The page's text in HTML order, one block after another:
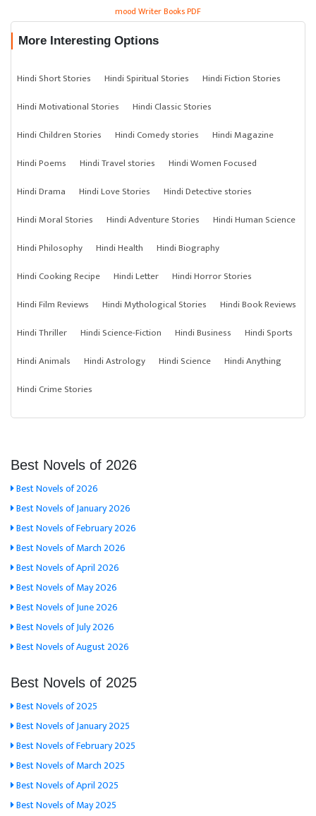
mood Writer Books PDF
More Interesting Options
Hindi Short Stories Hindi Spiritual Stories
Hindi Fiction Stories
Hindi Motivational Stories
Hindi Classic Stories
Hindi Children Stories
Hindi Comedy stories
Hindi Magazine
Hindi Poems
Hindi Travel stories
Hindi Women Focused
Hindi Drama
Hindi Love Stories
Hindi Detective stories
Hindi Moral Stories
Hindi Adventure Stories
Hindi Human Science
Hindi Philosophy
Hindi Health
Hindi Biography
Hindi Cooking Recipe
Hindi Letter
Hindi Horror Stories
Hindi Film Reviews
Hindi Mythological Stories
Hindi Book Reviews
Hindi Thriller
Hindi Science-Fiction Hindi Business
Hindi Sports
Hindi Animals
Hindi Astrology Hindi Science
Hindi Anything
Hindi Crime Stories
Best Novels of 2026
Best Novels of 2026
Best Novels of January 2026
Best Novels of February 2026
Best Novels of March 2026
Best Novels of April 2026
Best Novels of May 2026
Best Novels of June 2026
Best Novels of July 2026
Best Novels of August 2026
Best Novels of 2025
Best Novels of 2025
Best Novels of January 2025
Best Novels of February 2025
Best Novels of March 2025
Best Novels of April 2025
Best Novels of May 2025